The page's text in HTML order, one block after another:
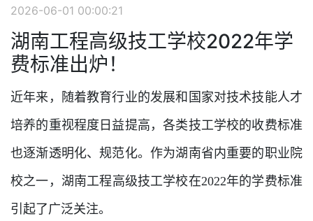
2026-06-01 00:00:21
湖南工程高级技工学校2022年学
费标准出炉！
近年来，随着教育行业的发展和国家对技术技能人才
培养的重视程度日益提高，各类技工学校的收费标准
也逐渐透明化、规范化。作为湖南省内重要的职业院
校之一，湖南工程高级技工学校在2022年的学费标准
引起了广泛关注。